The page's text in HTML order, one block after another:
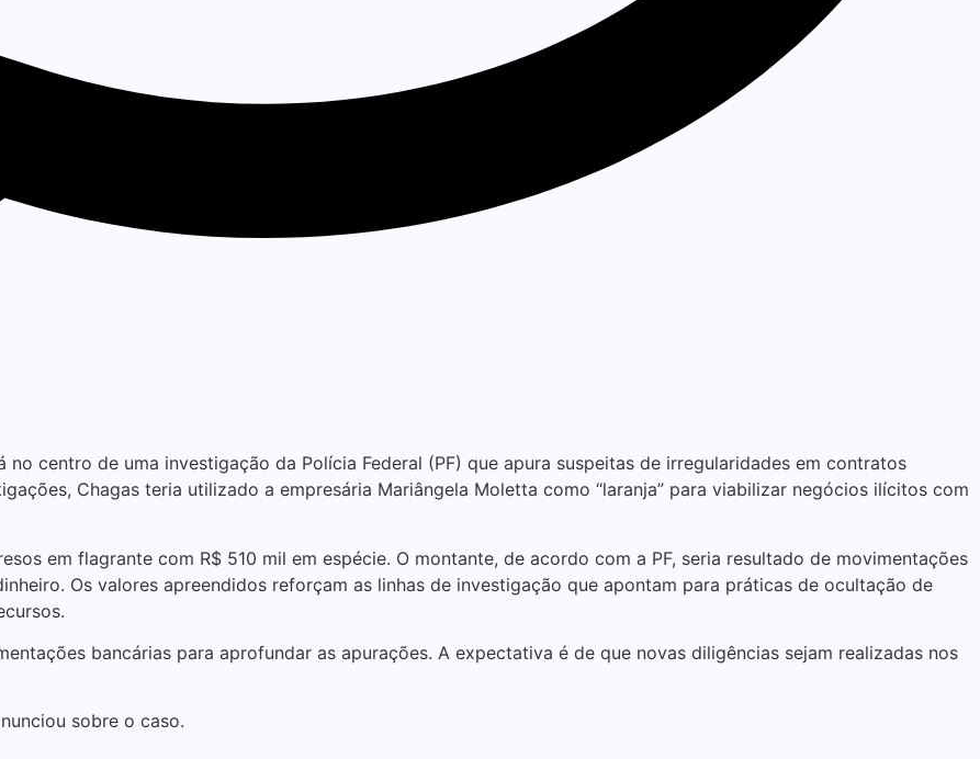
centro de uma investigação da Polícia Federal (PF) que apura suspeitas de irregularidades em contratos
Chagas teria utilizado a empresária Mariângela Moletta como “laranja” para viabilizar negócios ilícitos com
em flagrante com R$ 510 mil em espécie. O montante, de acordo com a PF, seria resultado de movimentações
Os valores apreendidos reforçam as linhas de investigação que apontam para práticas de ocultação de
bancárias para aprofundar as apurações. A expectativa é de que novas diligências sejam realizadas nos
sobre o caso.